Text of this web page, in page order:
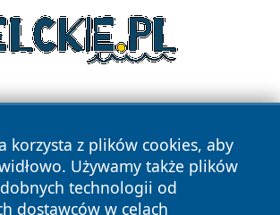
korzysta z plików cookies, aby
Używamy także plików
technologii od
dostawców w celach